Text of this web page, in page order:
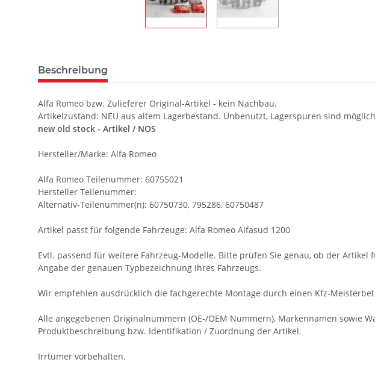
Beschreibung
Alfa Romeo bzw. Zulieferer Original-Artikel - kein Nachbau.
Artikelzustand: NEU aus altem Lagerbestand. Unbenutzt, Lagerspuren sind
new old stock - Artikel / NOS
Hersteller/Marke: Alfa Romeo
Alfa Romeo Teilenummer: 60755021
Hersteller Teilenummer:
Alternativ-Teilenummer(n): 60750730, 795286, 60750487
Artikel passt für folgende Fahrzeuge: Alfa Romeo Alfasud 1200
Evtl. passend für weitere Fahrzeug-Modelle. Bitte prüfen Sie genau, ob der
Angabe der genauen Typbezeichnung Ihres Fahrzeugs.
Wir empfehlen ausdrücklich die fachgerechte Montage durch einen Kfz-
Alle angegebenen Originalnummern (OE-/OEM Nummern), Markennamen
Produktbeschreibung bzw. Identifikation / Zuordnung der Artikel.
Irrtümer vorbehalten.